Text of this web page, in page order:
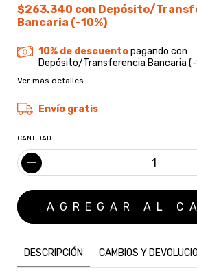
$263.340 con Depósito/
Bancaria (-10%)
10% de descuentopagando con
Depósito/Transferencia Bancaria (-
Ver más detalles
Envío gratis
CANTIDAD
DESCRIPCIÓN CAMBIOS Y